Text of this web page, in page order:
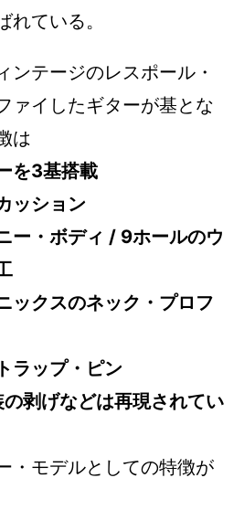
れている。
ンテージのレスポール・
ァイしたギターが基とな
は
を3基搭載
ッション
ー・ボディ / 9ホールのウ
ックスのネック・プロフ
ラップ・ピン
の剥げなどは再現されてい
・モデルとしての特徴が